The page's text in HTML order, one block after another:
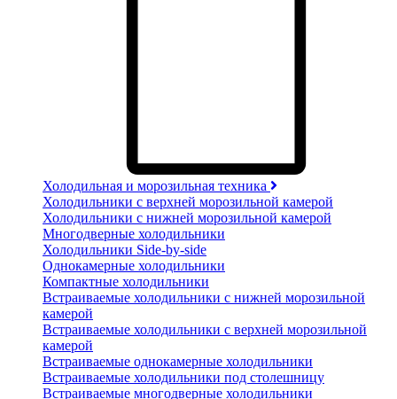
Холодильная и морозильная техника
Холодильники с верхней морозильной камерой
Холодильники с нижней морозильной камерой
Многодверные холодильники
Холодильники Side-by-side
Однокамерные холодильники
Компактные холодильники
Встраиваемые холодильники с нижней морозильной
камерой
Встраиваемые холодильники с верхней морозильной
камерой
Встраиваемые однокамерные холодильники
Встраиваемые холодильники под столешницу
Встраиваемые многодверные холодильники